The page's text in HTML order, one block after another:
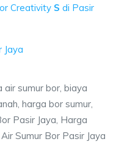
Creativity S di Pasir
Jaya
air sumur bor, biaya
harga bor sumur,
Pasir Jaya, Harga
Sumur Bor Pasir Jaya